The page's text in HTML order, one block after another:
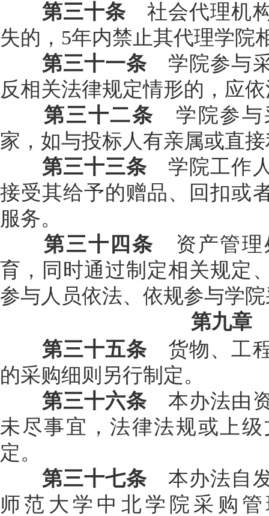
第三十条 社会代理机
失的，5年内禁止其代理学院
第三十一条 学院参与
反相关法律规定情形的，应
第三十二条 学院参与
家，如与投标人有亲属或直
第三十三条 学院工作
接受其给予的赠品、回扣或
服务。
第三十四条 资产管理
育，同时通过制定相关规定
参与人员依法、依规参与学
第九章
第三十五条 货物、工
的采购细则另行制定。
第三十六条 本办法由
未尽事宜，法律法规或上
定。
第三十七条 本办法自
师范大学中北学院采购